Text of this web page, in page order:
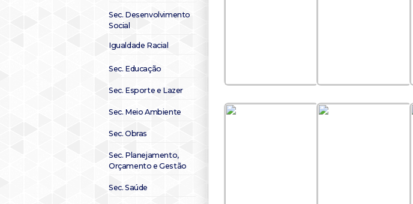
Sec. Desenvolvimento
Social
Igualdade Racial
Sec. Educação
Sec. Esporte e Lazer
Sec. Meio Ambiente
Sec. Obras
Sec. Planejamento,
Orçamento e Gestão
Sec. Saúde